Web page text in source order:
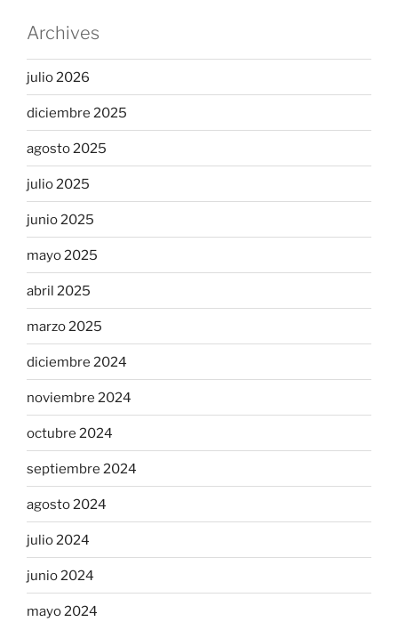
Archives
julio 2026
diciembre 2025
agosto 2025
julio 2025
junio 2025
mayo 2025
abril 2025
marzo 2025
diciembre 2024
noviembre 2024
octubre 2024
septiembre 2024
agosto 2024
julio 2024
junio 2024
mayo 2024